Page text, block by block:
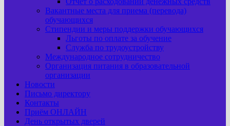
Вакантные места для приема (перевода)
обучающихся
Стипендии и меры поддержки обучающихся
Льготы по оплате за обучение
Служба по трудоустройству
Международное сотрудничество
Организация питания в образовательной
организации
Новости
Письмо директору
Контакты
Приём ОНЛАЙН
День открытых дверей